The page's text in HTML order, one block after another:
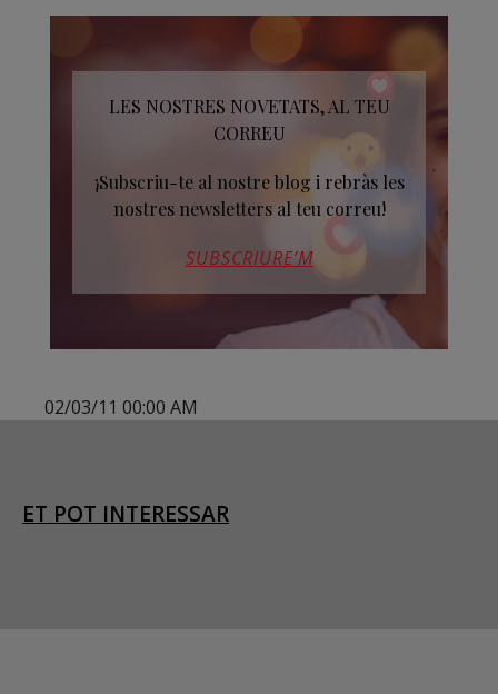
LES NOSTRES NOVETATS, AL TEU
CORREU
¡Subscriu-te al nostre blog i rebràs les
nostres newsletters al teu correu!
SUBSCRIURE’M
02/03/11 00:00 AM
ET POT INTERESSAR